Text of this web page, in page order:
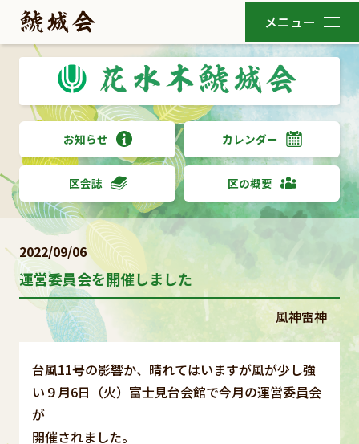
お知らせ カレンダー
区会誌 区の概要
2022/09/06
運営委員会を開催しました
風神雷神
台風11号の影響か、晴れてはいますが風が少し強
い９月6日（火）富士見台会館で今月の運営委員会
が
開催されました。